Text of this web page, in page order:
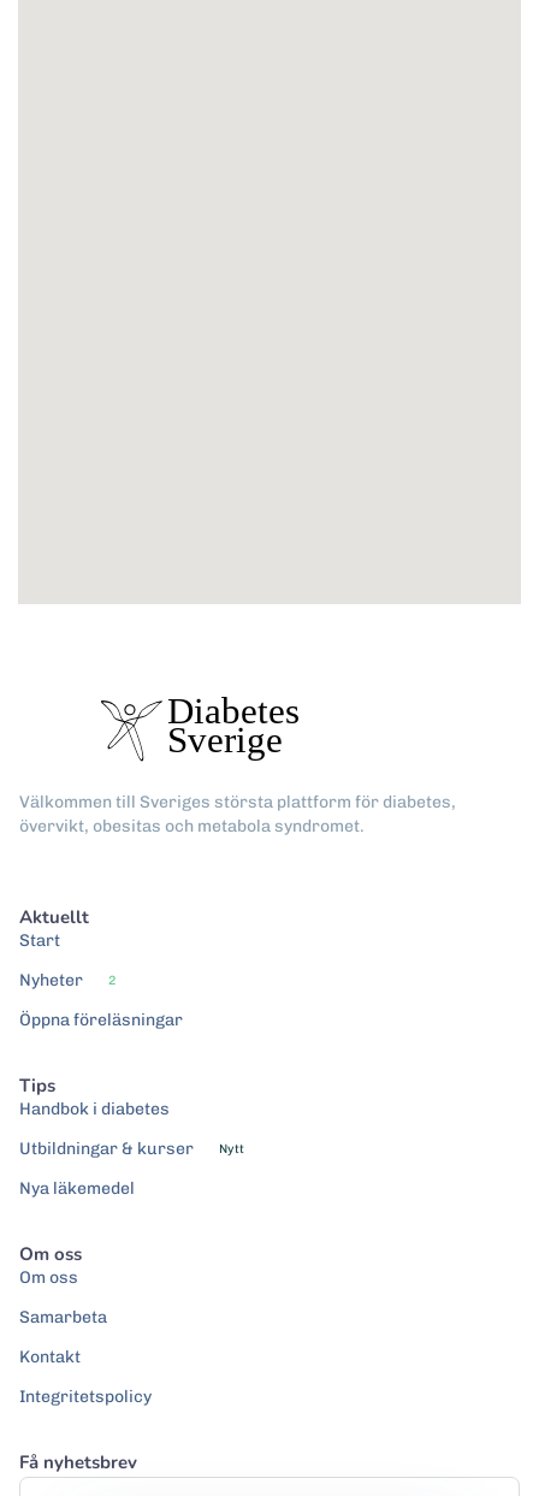
Välkommen till Sveriges största plattform för diabetes,
övervikt, obesitas och metabola syndromet.
Aktuellt
Start
Nyheter
2
Öppna föreläsningar
Tips
Handbok i diabetes
Utbildningar & kurser
Nytt
Nya läkemedel
Om oss
Om oss
Samarbeta
Kontakt
Integritetspolicy
Få nyhetsbrev